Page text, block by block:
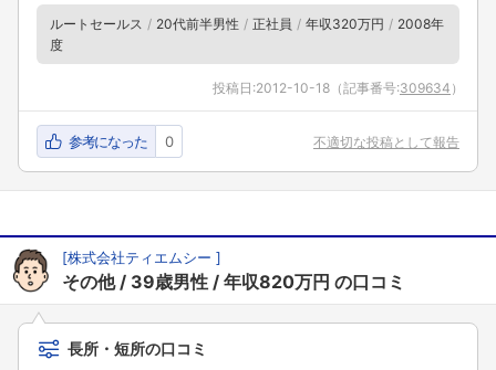
ルートセールス 20代前半男性 正社員 年収320万円
2008年
度
投稿日:2012-10-18 （記事番号:309634 ）
参考になった 0 不適切な投稿として報告
[株式会社ティエムシー ]
その他 39歳男性 年収820万円 の口コミ
長所・短所の口コミ